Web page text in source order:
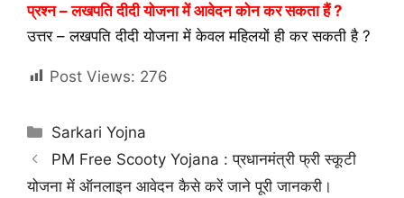
प्रश्न – लखपति दीदी योजना में आवेदन कोन कर सकता हैं ?
उत्तर – लखपति दीदी योजना में केवल महिलयों ही कर सकती है ?
Post Views: 276
Categories
Sarkari Yojna
PM Free Scooty Yojana : प्रधानमंत्री फ्री स्कूटी
योजना में ऑनलाइन आवेदन कैसे करें जाने पूरी जानकरी।